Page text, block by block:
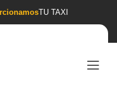
TU TAXI